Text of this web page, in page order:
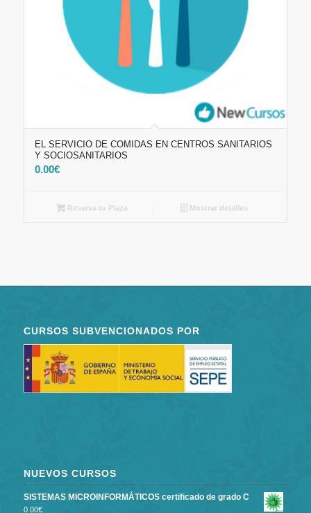
EL SERVICIO DE COMIDAS EN CENTROS SANITARIOS
Y SOCIOSANITARIOS
0.00€
Reserva tu Plaza Mostrar detalles
CURSOS SUBVENCIONADOS POR
NUEVOS CURSOS
SISTEMAS MICROINFORMÁTICOS certificado de grado C
0.00€